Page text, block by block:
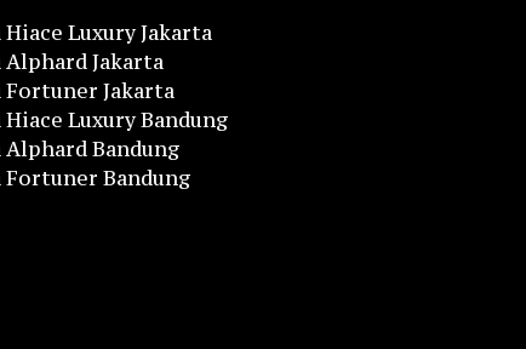
Hiace Luxury Jakarta
Alphard Jakarta
Fortuner Jakarta
Hiace Luxury Bandung
Alphard Bandung
Fortuner Bandung